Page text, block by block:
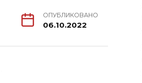
ОПУБЛИКОВАНО
06.10.2022